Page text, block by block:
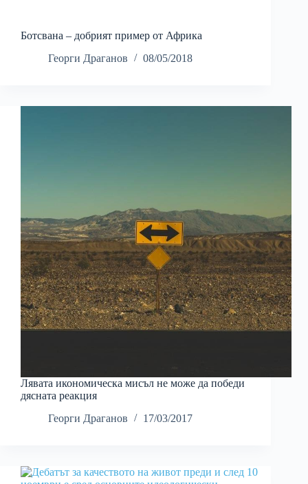
Ботсвана – добрият пример от Африка
Георги Драганов
08/05/2018
Лявата икономическа мисъл не може да победи
дясната реакция
Георги Драганов
17/03/2017